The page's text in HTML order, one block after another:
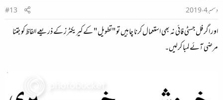
دسمبر 4، 2019
#13
اور اگر فل جسٹی فائی نہ بھی استعمال کرنا چاہیں تو "تطویل " کے کیریکٹرز کے ذریعے الفاظ کو جتنا
مرضی آئے لمبا کرلیں۔